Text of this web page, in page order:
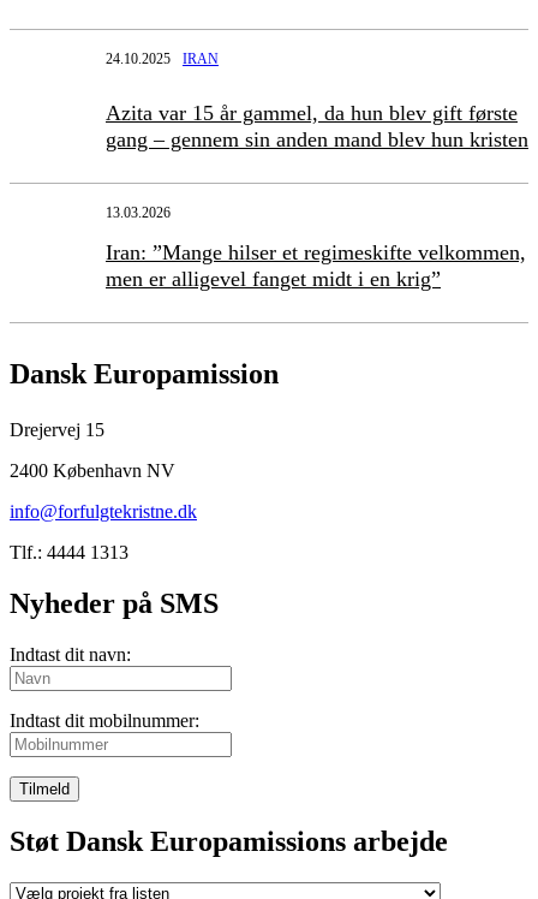
24.10.2025 IRAN
Azita var 15 år gammel, da hun blev gift første
gang – gennem sin anden mand blev hun kristen
13.03.2026
Iran: ”Mange hilser et regimeskifte velkommen,
men er alligevel fanget midt i en krig”
Dansk Europamission
Drejervej 15
2400 København NV
info@forfulgtekristne.dk
Tlf.: 4444 1313
Nyheder på SMS
Indtast dit navn:
Indtast dit mobilnummer:
Tilmeld
Støt Dansk Europamissions arbejde